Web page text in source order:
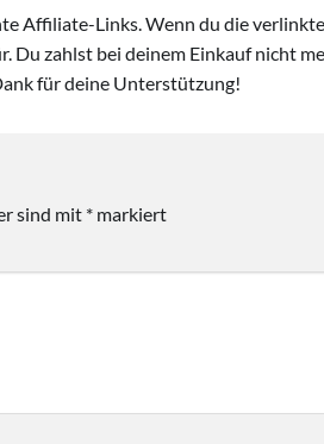
Affiliate-Links. Wenn du die
zahlst bei deinem Einkauf nicht
für deine Unterstützung!
sind mit * markiert